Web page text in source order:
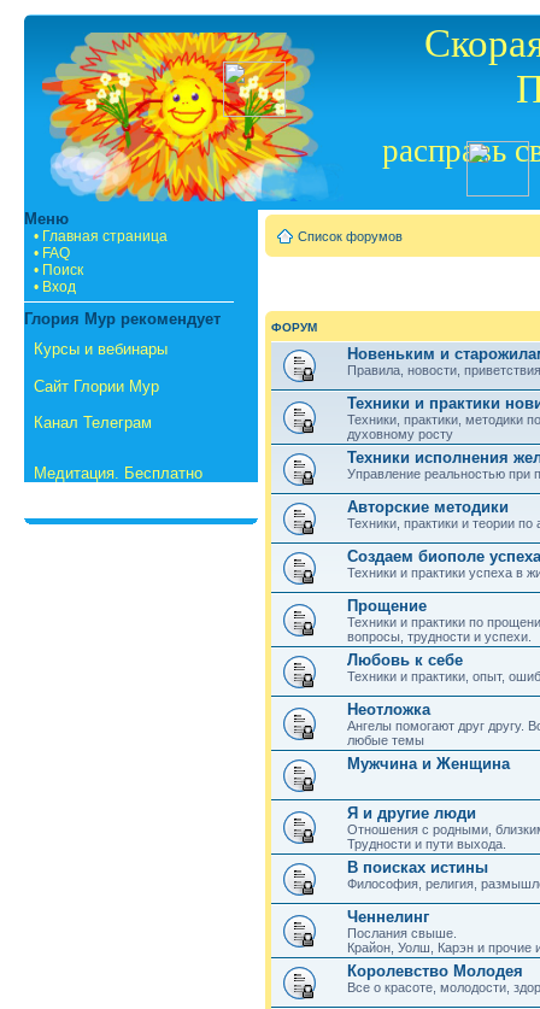
расправь
Меню
• Главная страница
• FAQ
• Поиск
• Вход
Глория Мур рекомендует
Курсы и вебинары
Сайт Глории Мур
Канал Телеграм
Медитация. Бесплатно
Список форумов
ФОРУМ
Новеньким и
Правила, новости,
Техники и практики
Техники, практики, методики
духовному росту
Техники исполнения
Управление реальностью при
Авторские методики
Техники, практики и теории по
Создаем биополе
Техники и практики успеха в
Прощение
Техники и практики по
вопросы, трудности и успехи.
Любовь к себе
Техники и практики, опыт,
Неотложка
Ангелы помогают друг другу.
любые темы
Мужчина и Женщина
Я и другие люди
Отношения с родными,
Трудности и пути выхода.
В поисках истины
Философия, религия,
Ченнелинг
Послания свыше.
Крайон, Уолш, Карэн и прочие
Королевство Молодея
Все о красоте, молодости,